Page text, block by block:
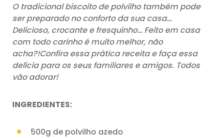
O tradicional biscoito de polvilho também pode
ser preparado no conforto da sua casa…
Delicioso, crocante e fresquinho… Feito em casa
com todo carinho é muito melhor, não
acha?!Confira essa prática receita e faça essa
delícia para os seus familiares e amigos. Todos
vão adorar!
INGREDIENTES:
500g de polvilho azedo